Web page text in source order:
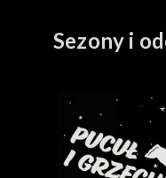
Sezony i